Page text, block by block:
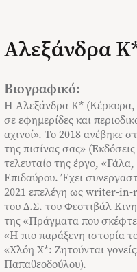
Αλεξάνδρα
Βιογραφικό:
Η Αλεξάνδρα Κ* (Κέρκυρα,
σε εφηµερίδες και
αχινοί». Το 2018 ανέβηκε
της πισίνας σας»
τελευταίο της έργο,
Επιδαύρου. Έχει
2021 επελέγη ως writer-in-
του Δ.Σ. του Φεστιβάλ
της «Πράγματα που
«Η πιο παράξενη ιστορία
«Χλόη Χ*: Ζητούνται
Παπαθεοδούλου).